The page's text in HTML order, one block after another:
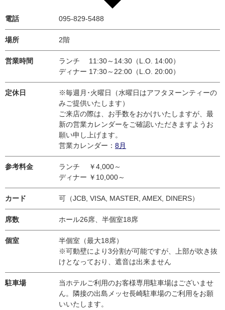
電話 095-829-5488
場所 2階
営業時間
ランチ 11:30～14:30（L.O. 14:00）
ディナー 17:30～22:00（L.O. 20:00）
定休日
※毎週月･火曜日（水曜日はアフタヌーンティーの
みご提供いたします）
ご来店の際は、お手数をおかけいたしますが、最
新の営業カレンダーをご確認いただきますようお
願い申し上げます。
営業カレンダー： 8月
参考料金
ランチ ￥4,000～
ディナー ￥10,000～
カード 可（JCB, VISA, MASTER, AMEX, DINERS）
席数 ホール26席、半個室18席
個室
半個室（最大18席）
※可動壁により3分割が可能ですが、上部が吹き抜
けとなっており、遮音は出来ません
駐車場
当ホテルご利用のお客様専用駐車場はございませ
ん。隣接の出島メッセ長崎駐車場のご利用をお願
いいたします。